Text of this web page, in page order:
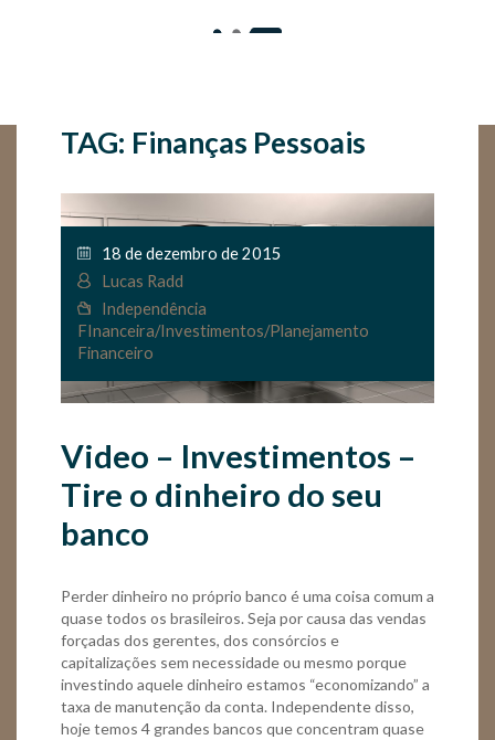
TAG: Finanças Pessoais
18 de dezembro de 2015
Lucas Radd
Independência
FInanceira/Investimentos/Planejamento
Financeiro
Video – Investimentos –
Tire o dinheiro do seu
banco
Perder dinheiro no próprio banco é uma coisa comum a
quase todos os brasileiros. Seja por causa das vendas
forçadas dos gerentes, dos consórcios e
capitalizações sem necessidade ou mesmo porque
investindo aquele dinheiro estamos “economizando” a
taxa de manutenção da conta. Independente disso,
hoje temos 4 grandes bancos que concentram quase